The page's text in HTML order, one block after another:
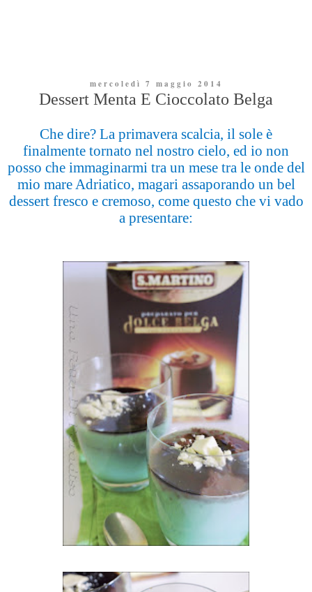
mercoledì 7 maggio 2014
Dessert Menta E Cioccolato Belga
Che dire? La primavera scalcia, il sole è
finalmente tornato nel nostro cielo, ed io non
posso che immaginarmi tra un mese tra le onde del
mio mare Adriatico, magari assaporando un bel
dessert fresco e cremoso, come questo che vi vado
a presentare: